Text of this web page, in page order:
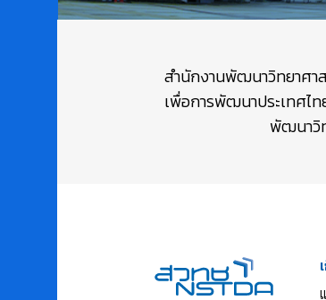
สำนักงานพัฒนาวิทยาศา
เพื่อการพัฒนาประเทศไ
พัฒนาวิ